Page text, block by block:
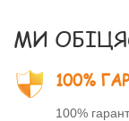
МИ
100%
100%